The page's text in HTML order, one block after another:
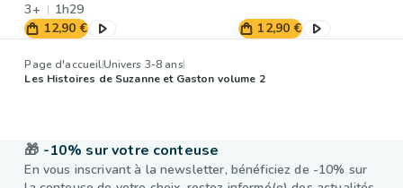
3+
1h29
12,90 €
12,90 €
Page d'accueilUnivers 3-8 ans
Les Histoires de Suzanne et Gaston volume 2
🎁 -10% sur votre conteuse
En vous inscrivant à la newsletter, bénéficiez de -10% sur